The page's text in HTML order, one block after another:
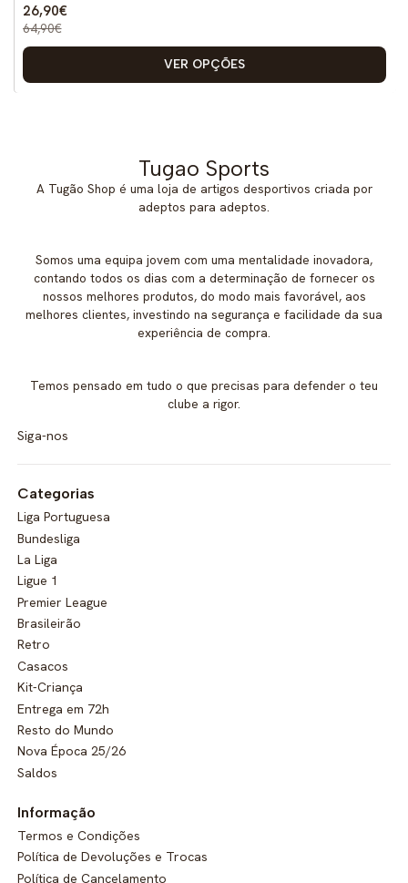
26,90€
64,90€
VER OPÇÕES
Tugao Sports
A Tugão Shop é uma loja de artigos desportivos criada por
adeptos para adeptos.
Somos uma equipa jovem com uma mentalidade inovadora,
contando todos os dias com a determinação de fornecer os
nossos melhores produtos, do modo mais favorável, aos
melhores clientes, investindo na segurança e facilidade da sua
experiência de compra.
Temos pensado em tudo o que precisas para defender o teu
clube a rigor.
Siga-nos
Categorias
Liga Portuguesa
Bundesliga
La Liga
Ligue 1
Premier League
Brasileirão
Retro
Casacos
Kit-Criança
Entrega em 72h
Resto do Mundo
Nova Época 25/26
Saldos
Informação
Termos e Condições
Política de Devoluções e Trocas
Política de Cancelamento